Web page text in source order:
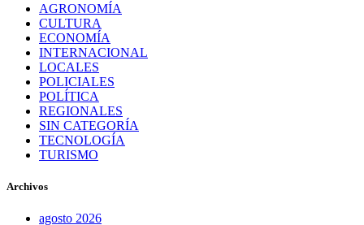
AGRONOMÍA
CULTURA
ECONOMÍA
INTERNACIONAL
LOCALES
POLICIALES
POLÍTICA
REGIONALES
SIN CATEGORÍA
TECNOLOGÍA
TURISMO
Archivos
agosto 2026